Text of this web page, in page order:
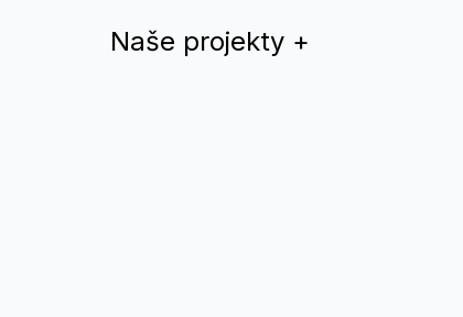
Naše projekty +